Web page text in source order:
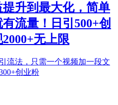
升到最大化，简单
流量！日引500+创
无上限